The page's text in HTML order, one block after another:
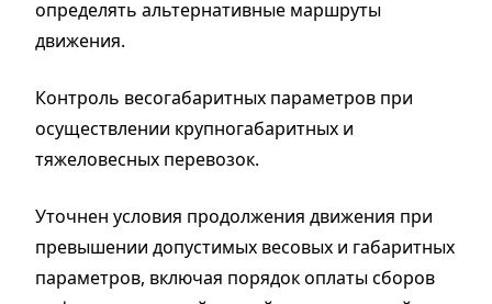
определять альтернативные маршруты
движения.
Контроль весогабаритных параметров при
осуществлении крупногабаритных и
тяжеловесных перевозок.
Уточнен условия продолжения движения при
превышении допустимых весовых и габаритных
параметров, включая порядок оплаты сборов